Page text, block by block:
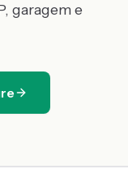
garagem e